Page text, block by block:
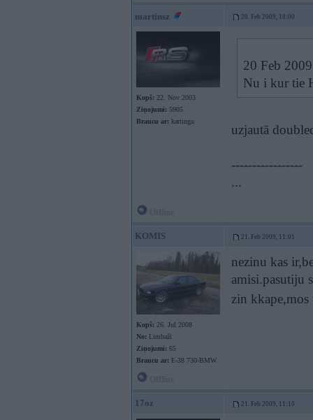
martinsz 20. Feb 2009, 18:00
Kopš: 22. Nov 2003
Ziņojumi: 5905
Braucu ar: kartingu
20 Feb
Nu i kur tie
uzjautā
-----------------
...
KOMIS 21. Feb 2009, 11:01
Kopš: 26. Jul 2008
No: Limbaži
Ziņojumi: 65
Braucu ar: E-38 730-BMW
nezinu kas
amisi.pasutiju
zin
17oz 21. Feb 2009, 11:10